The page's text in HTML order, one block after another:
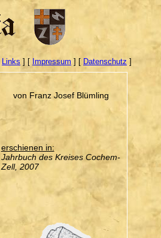
Links ] [ Impressum ] [ Datenschutz ]
von Franz Josef Blümling
erschienen in:
Jahrbuch des Kreises Cochem-
Zell, 2007